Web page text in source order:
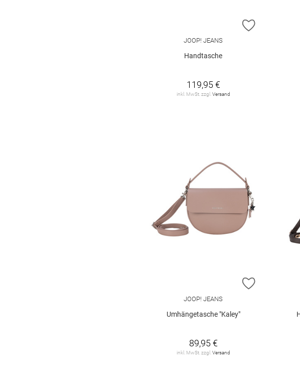
ZUR
JOOP! JEANS
Handtasche
119,95 €
inkl. MwSt. zzgl. Versand
ZUR
JOOP! JEANS
Umhängetasche "Kaley"
89,95 €
inkl. MwSt. zzgl. Versand